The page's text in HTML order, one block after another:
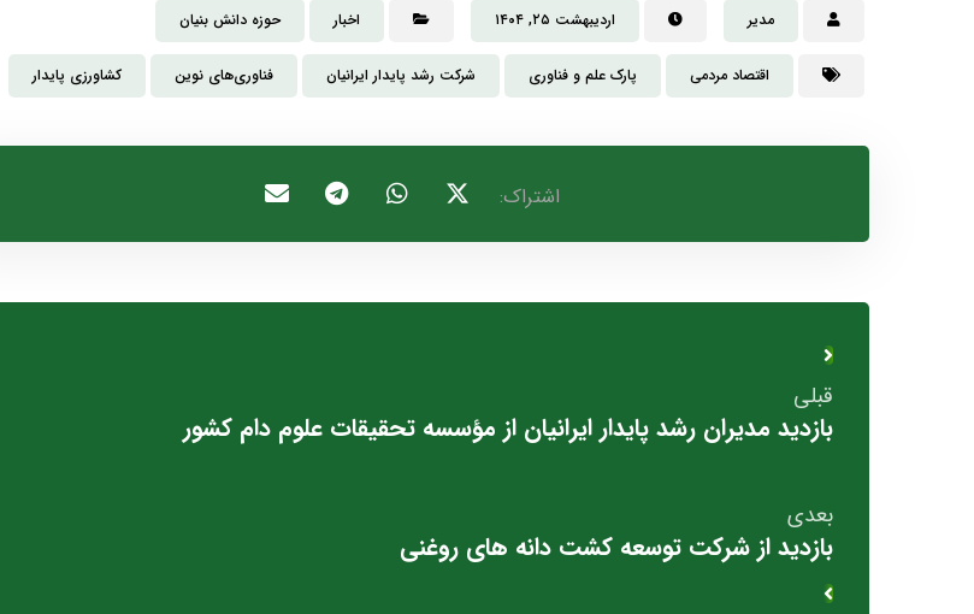
مدیر اردیبهشت ۲۵, ۱۴۰۴ اخبار حوزه دانش بنیان
اقتصاد مردمی پارک علم و فناوری شرکت رشد پایدار ایرانیان فناوری‌های نوین کشاورزی پایدار
قبلی
بازدید مدیران رشد پایدار ایرانیان از مؤسسه تحقیقات علوم دام کشور
بعدی
بازدید از شرکت توسعه کشت دانه های روغنی